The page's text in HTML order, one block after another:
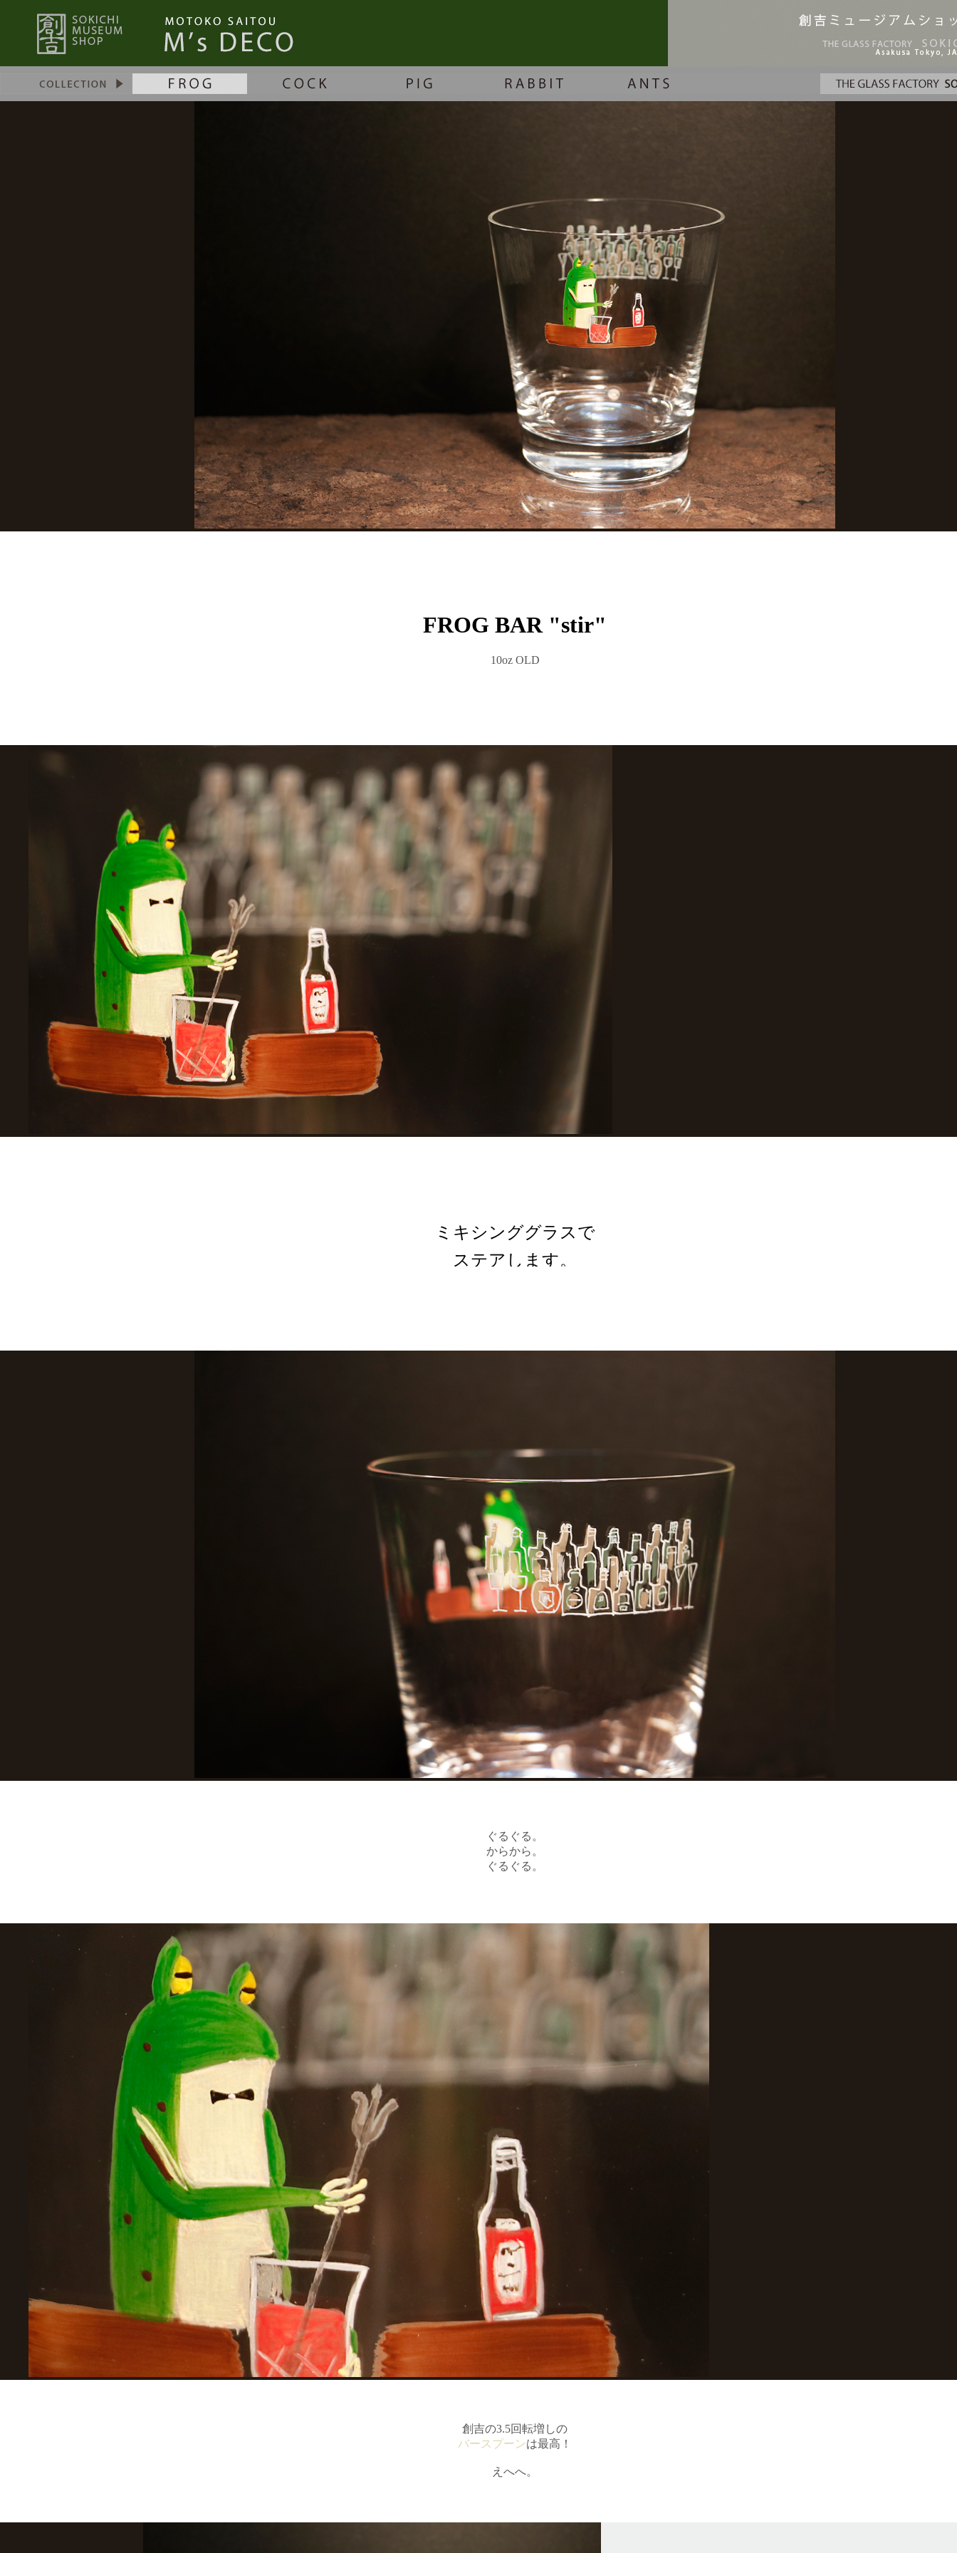
FROG BAR "stir"
10oz OLD
ミキシンググラスで
ステアします。
ぐるぐる。
からから。
ぐるぐる。
創吉の3.5回転増しの
バースプーンは最高！
えへへ。